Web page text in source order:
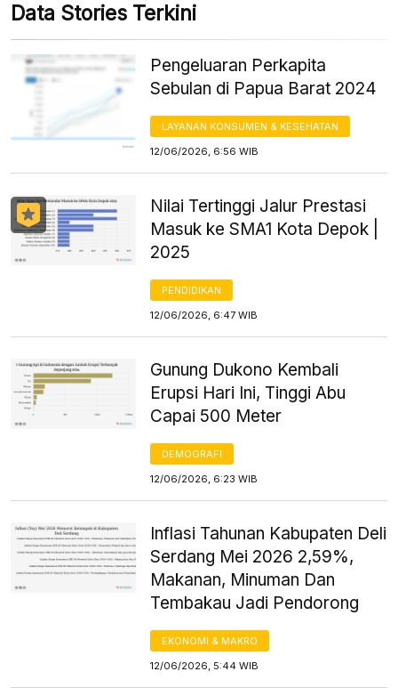
Data Stories Terkini
Pengeluaran Perkapita
Sebulan di Papua Barat 2024
LAYANAN KONSUMEN & KESEHATAN
12/06/2026, 6:56 WIB
Nilai Tertinggi Jalur Prestasi
Masuk ke SMA1 Kota Depok |
2025
PENDIDIKAN
12/06/2026, 6:47 WIB
Gunung Dukono Kembali
Erupsi Hari Ini, Tinggi Abu
Capai 500 Meter
DEMOGRAFI
12/06/2026, 6:23 WIB
Inflasi Tahunan Kabupaten Deli
Serdang Mei 2026 2,59%,
Makanan, Minuman Dan
Tembakau Jadi Pendorong
EKONOMI & MAKRO
12/06/2026, 5:44 WIB